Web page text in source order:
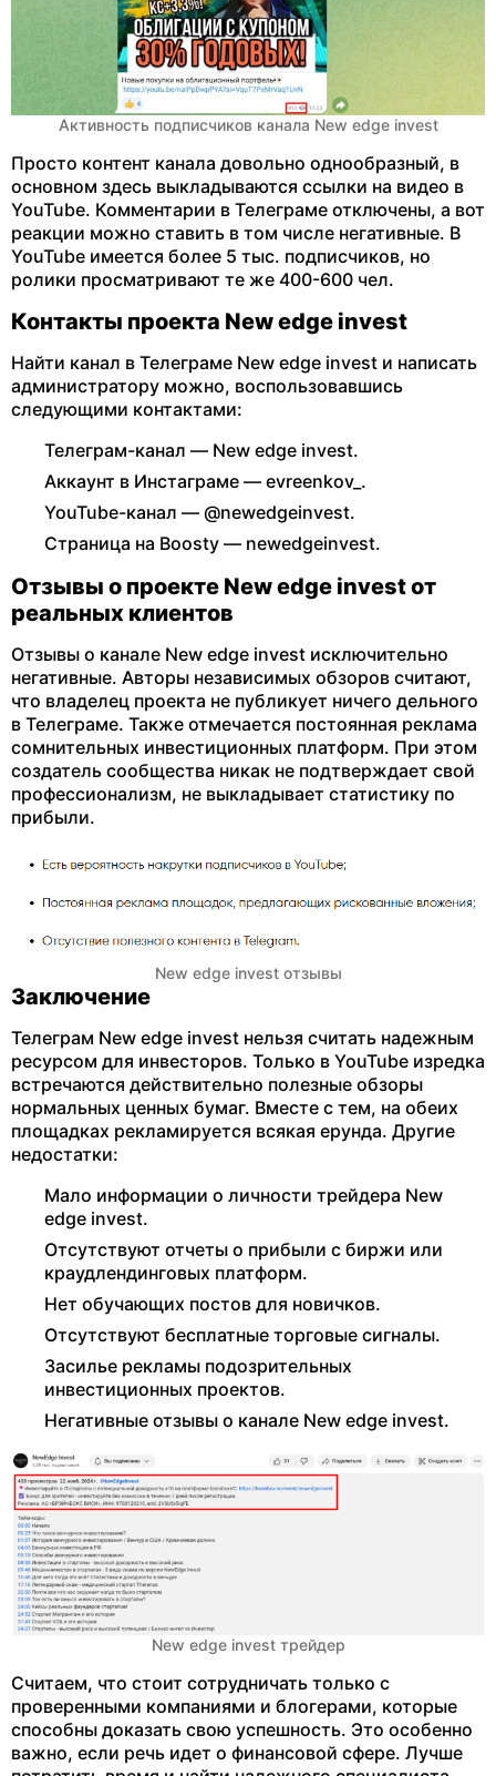
Активность подписчиков канала New edge invest
Просто контент канала довольно однообразный, в
основном здесь выкладываются ссылки на видео в
YouTube. Комментарии в Телеграме отключены, а вот
реакции можно ставить в том числе негативные. В
YouTube имеется более 5 тыс. подписчиков, но
ролики просматривают те же 400-600 чел.
Контакты проекта New edge invest
Найти канал в Телеграме New edge invest и написать
администратору можно, воспользовавшись
следующими контактами:
Телеграм-канал — New edge invest.
Аккаунт в Инстаграме — evreenkov_.
YouTube-канал — @newedgeinvest.
Страница на Boosty — newedgeinvest.
Отзывы о проекте New edge invest от
реальных клиентов
Отзывы о канале New edge invest исключительно
негативные. Авторы независимых обзоров считают,
что владелец проекта не публикует ничего дельного
в Телеграме. Также отмечается постоянная реклама
сомнительных инвестиционных платформ. При этом
создатель сообщества никак не подтверждает свой
профессионализм, не выкладывает статистику по
прибыли.
New edge invest отзывы
Заключение
Телеграм New edge invest нельзя считать надежным
ресурсом для инвесторов. Только в YouTube изредка
встречаются действительно полезные обзоры
нормальных ценных бумаг. Вместе с тем, на обеих
площадках рекламируется всякая ерунда. Другие
недостатки:
Мало информации о личности трейдера New
edge invest.
Отсутствуют отчеты о прибыли с биржи или
краудлендинговых платформ.
Нет обучающих постов для новичков.
Отсутствуют бесплатные торговые сигналы.
Засилье рекламы подозрительных
инвестиционных проектов.
Негативные отзывы о канале New edge invest.
New edge invest трейдер
Считаем, что стоит сотрудничать только с
проверенными компаниями и блогерами, которые
способны доказать свою успешность. Это особенно
важно, если речь идет о финансовой сфере. Лучше